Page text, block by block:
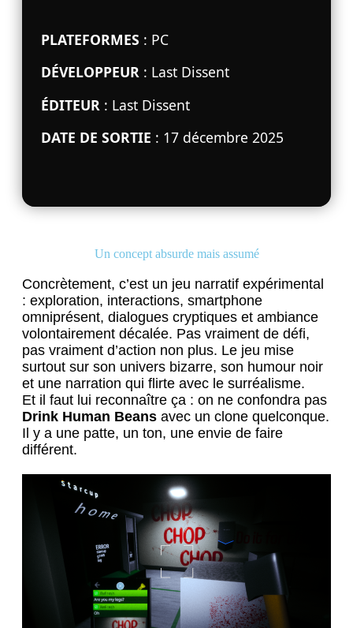
PLATEFORMES : PC
DÉVELOPPEUR: Last Dissent
ÉDITEUR : Last Dissent
DATE DE SORTIE : 17 décembre 2025
Un concept absurde mais assumé
Concrètement, c’est un jeu narratif expérimental
: exploration, interactions, smartphone
omniprésent, dialogues cryptiques et ambiance
volontairement décalée. Pas vraiment de défi,
pas vraiment d’action non plus. Le jeu mise
surtout sur son univers bizarre, son humour noir
et une narration qui flirte avec le surréalisme.
Et il faut lui reconnaître ça : on ne confondra pas
Drink Human Beansavec un clone quelconque.
Il y a une patte, un ton, une envie de faire
différent.